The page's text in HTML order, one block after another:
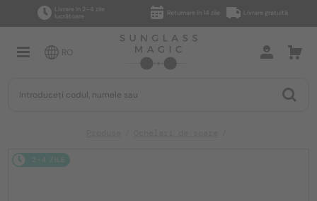
Livrare în 2–4 zile
lucrătoare
Returnare în 14 zile Livrare gratuită
RO
2-4 ZILE